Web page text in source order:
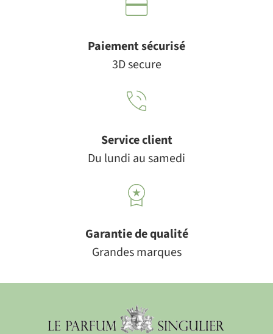
Paiement sécurisé
3D secure
Service client
Du lundi au samedi
Garantie de qualité
Grandes marques